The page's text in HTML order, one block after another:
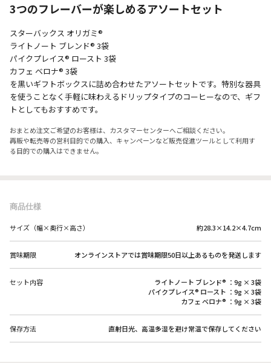
3つのフレーバーが楽しめるアソートセット
スターバックス オリガミ®
ライトノート ブレンド® 3袋
パイクプレイス® ロースト 3袋
カフェ ベロナ® 3袋
を黒いギフトボックスに詰め合わせたアソートセットです。特別な器具
を使うことなく手軽に味わえるドリップタイプのコーヒーなので、ギフ
トとしてもおすすめです。
おまとめ注文ご希望のお客様は、カスタマーセンターへご相談ください。
再販や転売等の営利目的での購入、キャンペーンなど販売促進ツールとして利用す
る目的での購入はできません。
商品仕様
サイズ（幅×奥行×高さ） 約28.3×14.2×4.7cm
賞味期限 オンラインストアでは賞味期限50日以上あるものを発送します
セット内容
ライトノート ブレンド® ：9g × 3袋
パイクプレイス® ロースト ：9g × 3袋
カフェ ベロナ® ：9g × 3袋
保存方法 直射日光、高温多湿を避け常温で保存してください